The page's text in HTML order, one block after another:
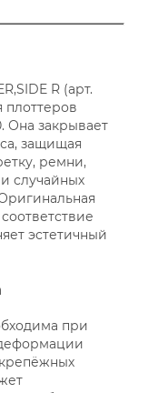
R (арт.
плоттеров
Она закрывает
защищая
ремни,
случайных
эстетичный
при